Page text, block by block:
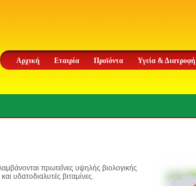
Αρχική Εταιρία Προϊόντα Υγεία & Διατροφή
πρωτεΐνες υψηλής βιολογικής
υδατοδιαλυτές βιταμίνες.